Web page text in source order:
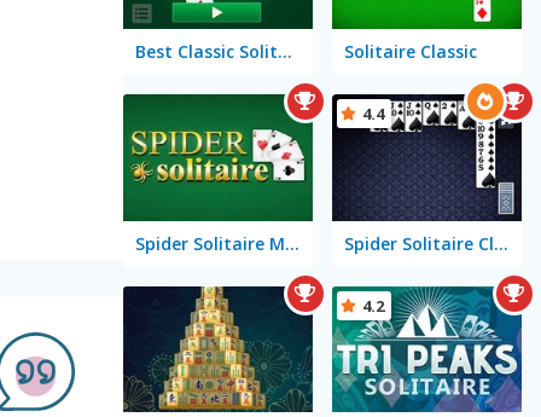
Best Classic Solitaire Solitaire Classic
Spider Solitaire Mobile Spider Solitaire Classic
4.4
4.2